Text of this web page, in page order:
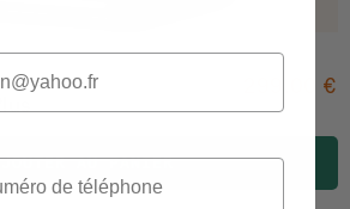
299.00 €
AU PANIER